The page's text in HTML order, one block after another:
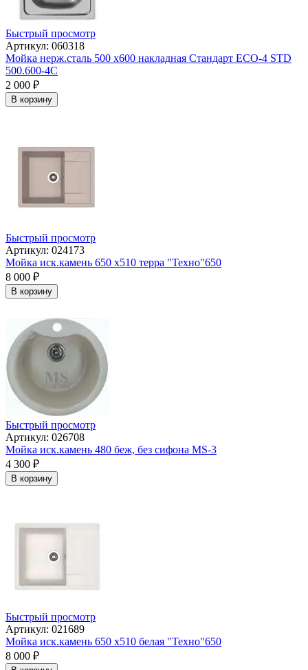
Быстрый просмотр
Артикул: 060318
Мойка нерж.сталь 500 х600 накладная Стандарт ЕСО-4 STD
500.600-4C
2 000 ₽
В корзину
Быстрый просмотр
Артикул: 024173
Мойка иск.камень 650 х510 терра "Техно"650
8 000 ₽
В корзину
Быстрый просмотр
Артикул: 026708
Мойка иск.камень 480 беж, без сифона МS-3
4 300 ₽
В корзину
Быстрый просмотр
Артикул: 021689
Мойка иск.камень 650 х510 белая "Техно"650
8 000 ₽